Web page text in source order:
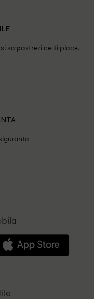
sa pastrezi ce iti place.